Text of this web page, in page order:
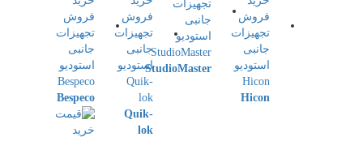
Hicon
StudioMaster
Quik-
lok
Bespeco